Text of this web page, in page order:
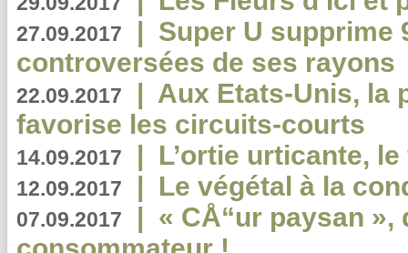
27.09.2017 | Super U supprime
controversées de ses rayons
22.09.2017 | Aux Etats-Unis, la
favorise les circuits-courts
14.09.2017 | L’ortie urticante,
12.09.2017 | Le végétal à la
07.09.2017 | « CÅ“ur paysan